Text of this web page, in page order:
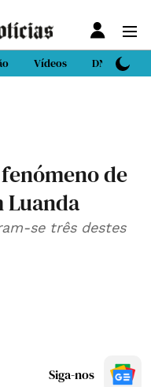
Vídeos DN Sport
de
Luanda
se três destes
Siga-nos